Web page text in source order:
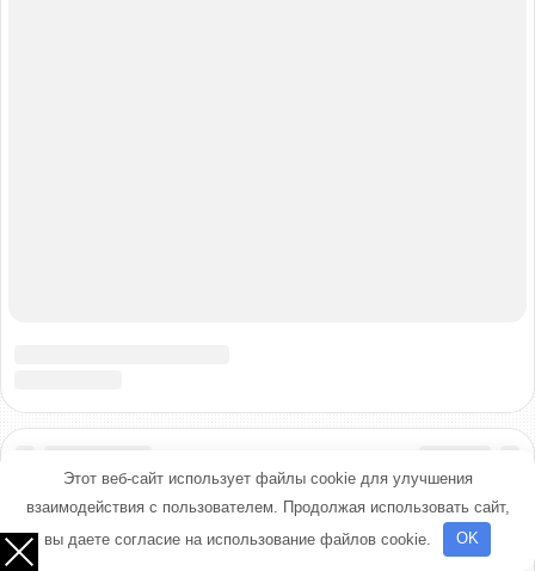
Этот веб-сайт использует файлы cookie для улучшения
взаимодействия с пользователем. Продолжая использовать сайт,
вы даете согласие на использование файлов cookie.
OK